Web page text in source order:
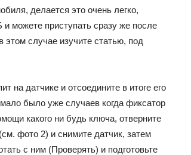
делается это очень легко,
можете приступать сразу же после
случае изучите статью, под
на датчике и отсоедините в итоге его
было уже случаев когда фиксатор
какого ни будь ключа, отверните
фото 2) и снимите датчик, затем
с ним (Проверять) и подготовьте